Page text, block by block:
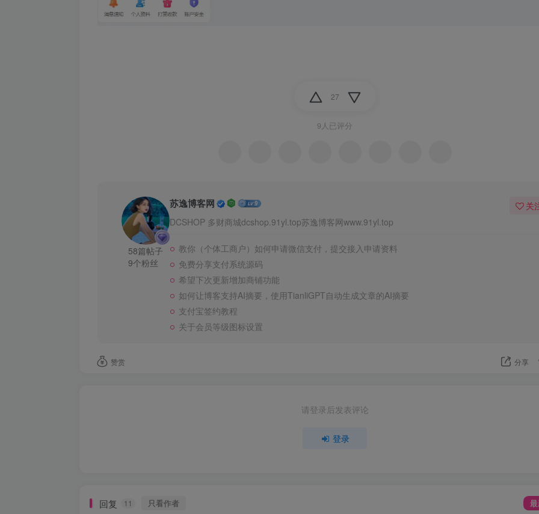
27
9人已评分
58篇帖子
9个粉丝
苏逸博客网
DCSHOP 多财商城dcshop.91yl.top苏逸博客网www.91yl.top
关
教你（个体工商户）如何申请微信支付，提交接入申请资料
免费分享支付系统源码
希望下次更新增加商铺功能
如何让博客支持AI摘要，使用TianliGPT自动生成文章的AI摘要
支付宝签约教程
关于会员等级图标设置
赞赏 分享
请登录后发表评论
登录
回复 11 只看作者